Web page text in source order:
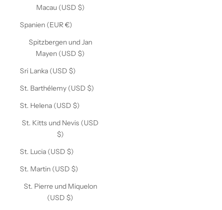
Macau (USD $)
Spanien (EUR €)
Spitzbergen und Jan
Mayen (USD $)
Sri Lanka (USD $)
St. Barthélemy (USD $)
St. Helena (USD $)
St. Kitts und Nevis (USD
$)
St. Lucia (USD $)
St. Martin (USD $)
St. Pierre und Miquelon
(USD $)